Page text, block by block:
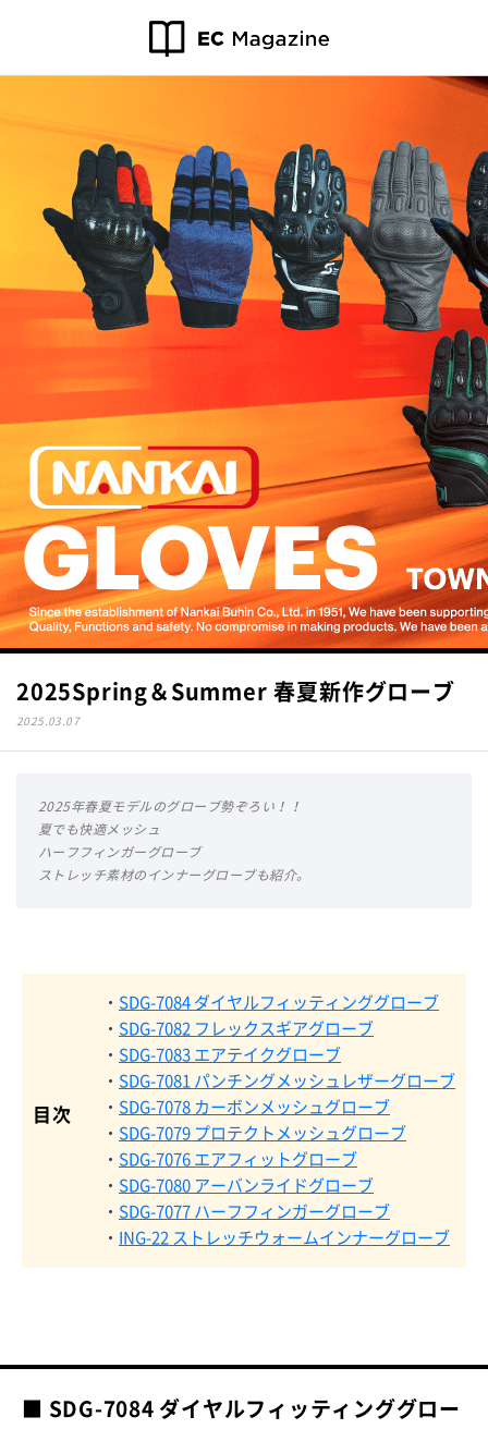
2025Spring＆Summer 春夏新作グローブ
2025.03.07
2025年春夏モデルのグローブ勢ぞろい！！
夏でも快適メッシュ
ハーフフィンガーグローブ
ストレッチ素材のインナーグローブも紹介。
目次
・ SDG-7084 ダイヤルフィッティンググローブ
・ SDG-7082 フレックスギアグローブ
・ SDG-7083 エアテイクグローブ
・ SDG-7081 パンチングメッシュレザーグローブ
・ SDG-7078 カーボンメッシュグローブ
・ SDG-7079 プロテクトメッシュグローブ
・ SDG-7076 エアフィットグローブ
・ SDG-7080 アーバンライドグローブ
・ SDG-7077 ハーフフィンガーグローブ
・ ING-22 ストレッチウォームインナーグローブ
■ SDG-7084 ダイヤルフィッティンググロー